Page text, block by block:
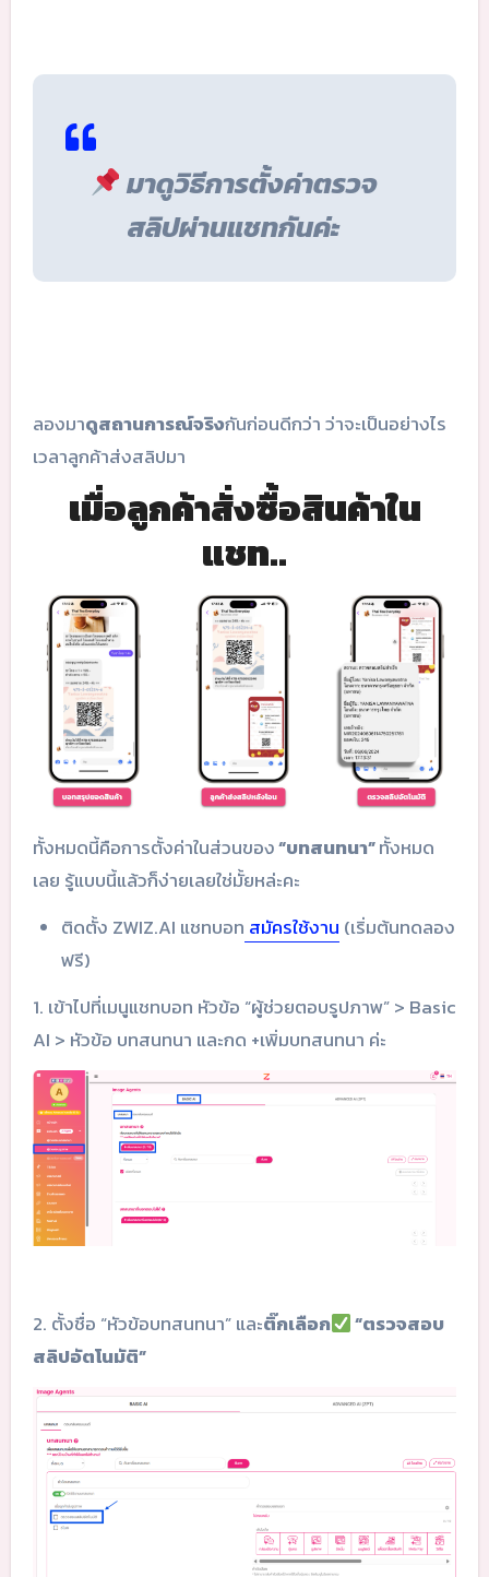
มาดูวิธีการตั้งค่าตรวจ
สลิปผ่านแชทกันค่ะ
ลองมาดูสถานการณ์จริงกันก่อนดีกว่า ว่าจะเป็นอย่างไร
เวลาลูกค้าส่งสลิปมา
เมื่อลูกค้าสั่งซื้อสินค้าใน
แชท..
ทั้งหมดนี้คือการตั้งค่าในส่วนของ“บทสนทนา”ทั้งหมด
เลย รู้แบบนี้แล้วก็ง่ายเลยใช่มั้ยหล่ะคะ
ติดตั้ง ZWIZ.AI แชทบอท สมัครใช้งาน (เริ่มต้นทดลอง
ฟรี)
1. เข้าไปที่เมนูแชทบอท หัวข้อ “ผู้ช่วยตอบรูปภาพ” > Basic
AI > หัวข้อ บทสนทนา และกด +เพิ่มบทสนทนา ค่ะ
2. ตั้งชื่อ “หัวข้อบทสนทนา” และติ๊กเลือก
“ตรวจสอบ
สลิปอัตโนมัติ”